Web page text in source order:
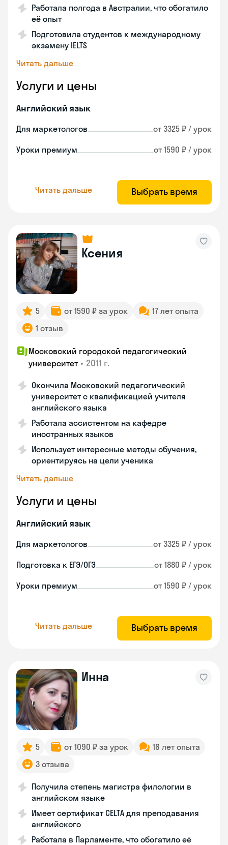
Работала полгода в Австралии, что обогатило
её опыт
Подготовила студентов к международному
экзамену IELTS
Читать дальше
Услуги и цены
Английский язык
Для маркетологов от 3325 ₽ / урок
Уроки премиум от 1590 ₽ / урок
Читать дальше Выбрать время
Ксения
5 от 1590 ₽ за урок
17 лет опыта
1 отзыв
Московский городской педагогический
университет • 2011 г.
Окончила Московский педагогический
университет с квалификацией учителя
английского языка
Работала ассистентом на кафедре
иностранных языков
Использует интересные методы обучения,
ориентируясь на цели ученика
Читать дальше
Услуги и цены
Английский язык
Для маркетологов от 3325 ₽ / урок
Подготовка к ЕГЭ/ОГЭ от 1880 ₽ / урок
Уроки премиум от 1590 ₽ / урок
Читать дальше Выбрать время
Инна
5 от 1090 ₽ за урок
16 лет опыта
3 отзыва
Получила степень магистра филологии в
английском языке
Имеет сертификат CELTA для преподавания
английского
Работала в Парламенте, что обогатило её